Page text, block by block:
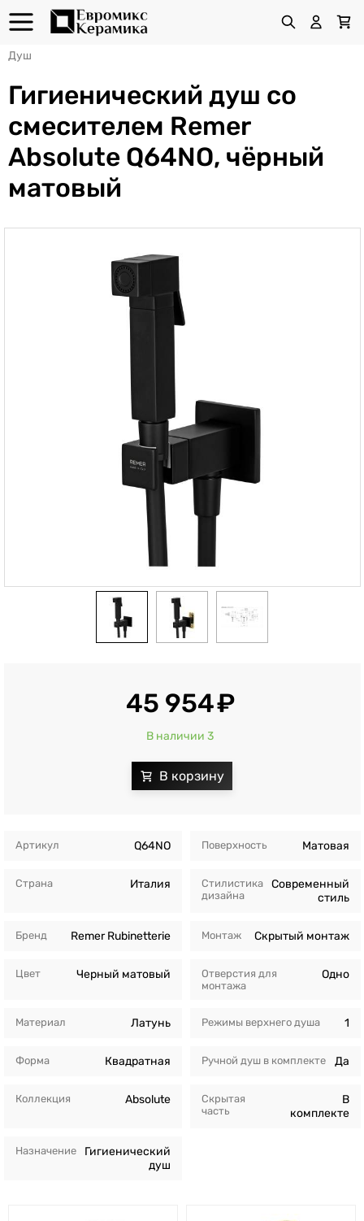
Душ
Гигиенический душ со
смесителем Remer
Absolute Q64NO, чёрный
матовый
Артикул Q64NO
Страна Италия
Бренд Remer Rubinetterie
Цвет Черный матовый
Материал Латунь
Форма Квадратная
Коллекция Absolute
Назначение
Гигиенический
душ
Поверхность Матовая
Стилистика
дизайна
Современный
стиль
Монтаж Скрытый монтаж
Отверстия для
монтажа
Одно
Режимы верхнего душа 1
Ручной душ в комплекте Да
Скрытая
часть
В
комплекте
45 954
В наличии 3